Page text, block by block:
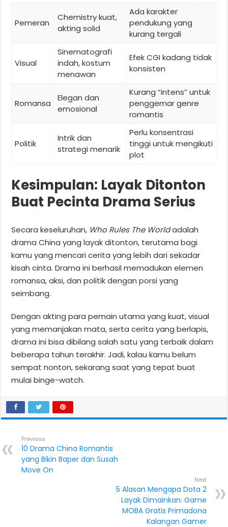
Pemeran
Chemistry kuat,
akting solid
Ada karakter
pendukung yang
kurang tergali
Visual
Sinematografi
indah, kostum
menawan
Efek CGI kadang tidak
konsisten
Romansa
Elegan dan
emosional
Kurang “intens” untuk
penggemar genre
romantis
Politik
Intrik dan
strategi menarik
Perlu konsentrasi
tinggi untuk mengikuti
plot
Kesimpulan: Layak Ditonton
Buat Pecinta Drama Serius
Secara keseluruhan, Who Rules The Worldadalah
drama China yang layak ditonton, terutama bagi
kamu yang mencari cerita yang lebih dari sekadar
kisah cinta. Drama ini berhasil memadukan elemen
romansa, aksi, dan politik dengan porsi yang
seimbang.
Dengan akting para pemain utama yang kuat, visual
yang memanjakan mata, serta cerita yang berlapis,
drama ini bisa dibilang salah satu yang terbaik dalam
beberapa tahun terakhir. Jadi, kalau kamu belum
sempat nonton, sekarang saat yang tepat buat
mulai binge-watch.
Previous
10 Drama China Romantis
yang Bikin Baper dan Susah
Move On
Next
5 Alasan Mengapa Dota 2
Layak Dimainkan: Game
MOBA Gratis Primadona
Kalangan Gamer